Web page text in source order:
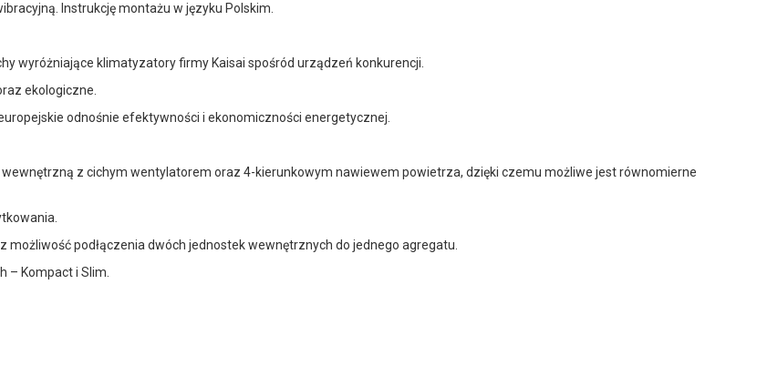
Instrukcję montażu w języku Polskim.
wyróżniające klimatyzatory firmy Kaisai spośród urządzeń konkurencji.
ekologiczne.
odnośnie efektywności i ekonomiczności energetycznej.
z cichym wentylatorem oraz 4-kierunkowym nawiewem powietrza, dzięki czemu możliwe jest równomierne
podłączenia dwóch jednostek wewnętrznych do jednego agregatu.
– Kompact i Slim.